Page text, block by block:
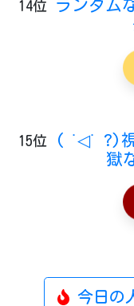
14位
ランダム
15位
( ˙◁˙ ?)
獄
今日の